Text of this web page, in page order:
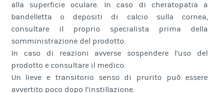
alla superficie oculare. In caso di cheratopatia a
bandelletta o depositi di calcio sulla cornea,
consultare il proprio specialista prima della
somministrazione del prodotto.
In caso di reazioni avverse sospendere l’uso del
prodotto e consultare il medico.
Un lieve e transitorio senso di prurito può essere
avvertito poco dopo l’instillazione.